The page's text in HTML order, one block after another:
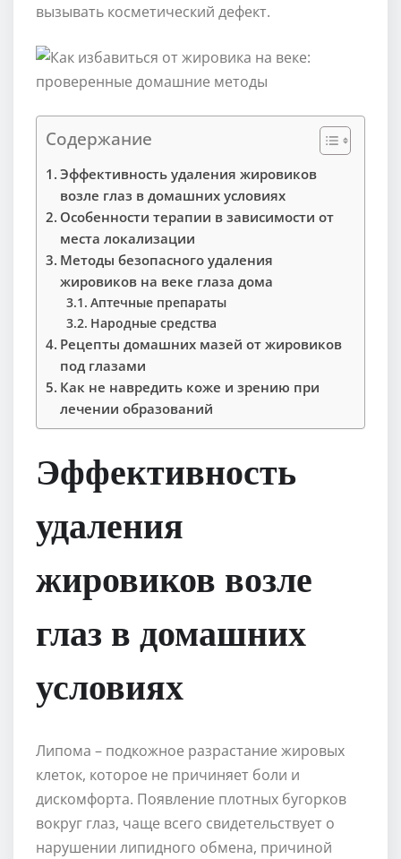
вызывать косметический дефект.
Содержание
Эффективность удаления жировиков
возле глаз в домашних условиях
Особенности терапии в зависимости от
места локализации
Методы безопасного удаления
жировиков на веке глаза дома
Аптечные препараты
Народные средства
Рецепты домашних мазей от жировиков
под глазами
Как не навредить коже и зрению при
лечении образований
Эффективность
удаления
жировиков возле
глаз в домашних
условиях
Липома – подкожное разрастание жировых
клеток, которое не причиняет боли и
дискомфорта. Появление плотных бугорков
вокруг глаз, чаще всего свидетельствует о
нарушении липидного обмена, причиной